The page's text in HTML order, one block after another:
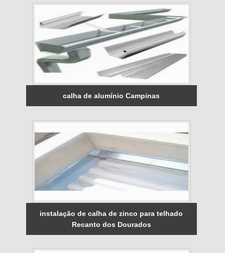
calha de alumínio Campinas
instalação de calha de zinco para telhado
Recanto dos Dourados